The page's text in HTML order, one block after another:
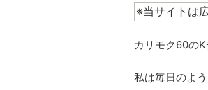
※当サイトは
カリモク60の
私は毎日のよ